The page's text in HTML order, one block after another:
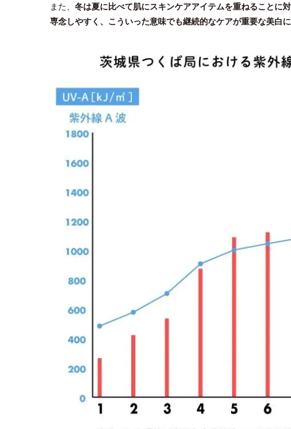
また、 冬は夏に比べて肌にスキンケアアイテムを重ねることに
専念しやすく、こういった意味でも継続的なケアが重要な美白